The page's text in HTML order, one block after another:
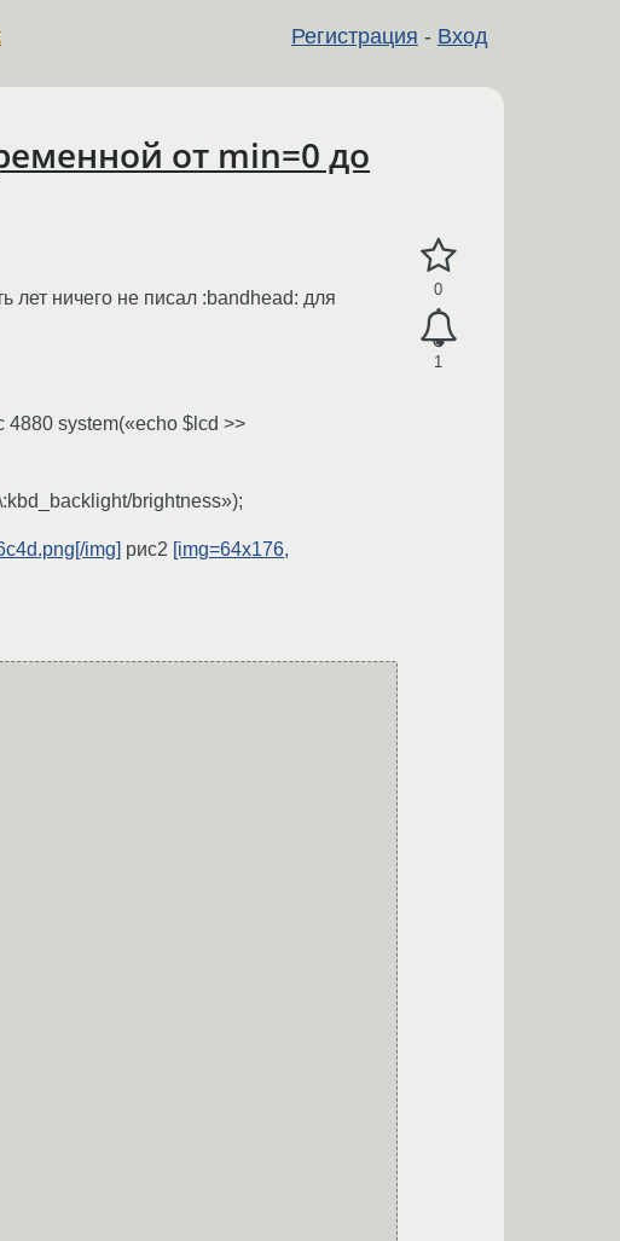
Регистрация - Вход
от min=0 до
0
1
лет ничего не писал :bandhead: для
4880 system(«echo $lcd >>
brightness»);
img] рис2 [img=64x176,